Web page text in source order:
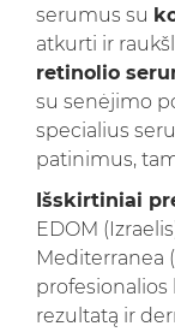
serumus su
atkurti ir
retinolio
su senėjimo
specialius
patinimus,
Išskirtiniai
EDOM
Mediterranea
profesionalios
rezultatą ir